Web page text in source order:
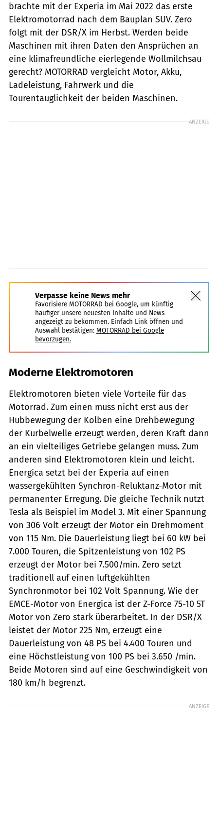
brachte mit der Experia im Mai 2022 das erste
Elektromotorrad nach dem Bauplan SUV. Zero
folgt mit der DSR/X im Herbst. Werden beide
Maschinen mit ihren Daten den Ansprüchen an
eine klimafreundliche eierlegende Wollmilchsau
gerecht? MOTORRAD vergleicht Motor, Akku,
Ladeleistung, Fahrwerk und die
Tourentauglichkeit der beiden Maschinen.
ANZEIGE
Verpasse keine News mehr
Favorisiere MOTORRAD bei Google, um künftig
häufiger unsere neuesten Inhalte und News
angezeigt zu bekommen. Einfach Link öffnen und
Auswahl bestätigen: MOTORRAD bei Google
bevorzugen.
Moderne Elektromotoren
Elektromotoren bieten viele Vorteile für das
Motorrad. Zum einen muss nicht erst aus der
Hubbewegung der Kolben eine Drehbewegung
der Kurbelwelle erzeugt werden, deren Kraft dann
an ein vielteiliges Getriebe gelangen muss. Zum
anderen sind Elektromotoren klein und leicht.
Energica setzt bei der Experia auf einen
wassergekühlten Synchron-Reluktanz-Motor mit
permanenter Erregung. Die gleiche Technik nutzt
Tesla als Beispiel im Model 3. Mit einer Spannung
von 306 Volt erzeugt der Motor ein Drehmoment
von 115 Nm. Die Dauerleistung liegt bei 60 kW bei
7.000 Touren, die Spitzenleistung von 102 PS
erzeugt der Motor bei 7.500/min. Zero setzt
traditionell auf einen luftgekühlten
Synchronmotor bei 102 Volt Spannung. Wie der
EMCE-Motor von Energica ist der Z-Force 75-10 5T
Motor von Zero stark überarbeitet. In der DSR/X
leistet der Motor 225 Nm, erzeugt eine
Dauerleistung von 48 PS bei 4.400 Touren und
eine Höchstleistung von 100 PS bei 3.650 /min.
Beide Motoren sind auf eine Geschwindigkeit von
180 km/h begrenzt.
ANZEIGE